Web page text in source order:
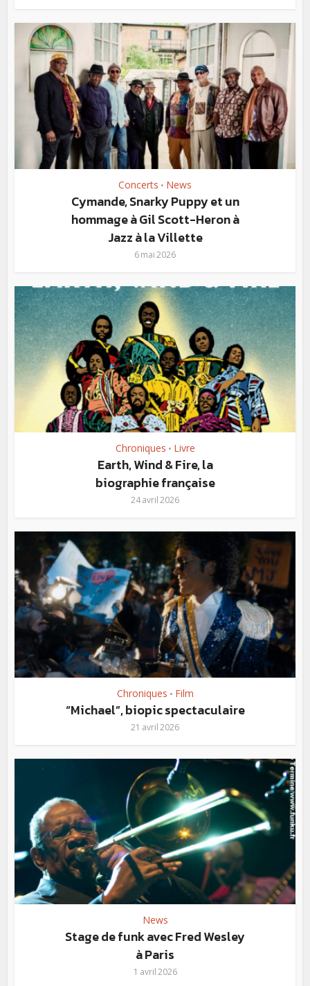
Concerts • News
Cymande, Snarky Puppy et un
hommage à Gil Scott-Heron à
Jazz à la Villette
6 mai 2026
Chroniques • Livre
Earth, Wind & Fire, la
biographie française
24 avril 2026
Chroniques • Film
“Michael”, biopic spectaculaire
21 avril 2026
News
Stage de funk avec Fred Wesley
à Paris
1 avril 2026